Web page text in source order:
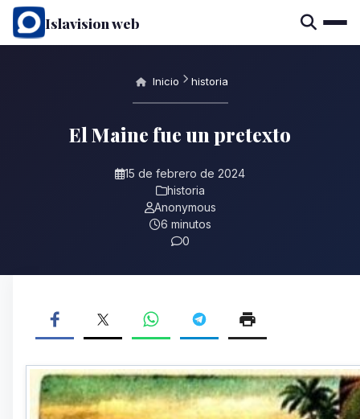
Islavision web
Inicio historia
El Maine fue un pretexto
15 de febrero de 2024
historia
Anonymous
6 minutos
0